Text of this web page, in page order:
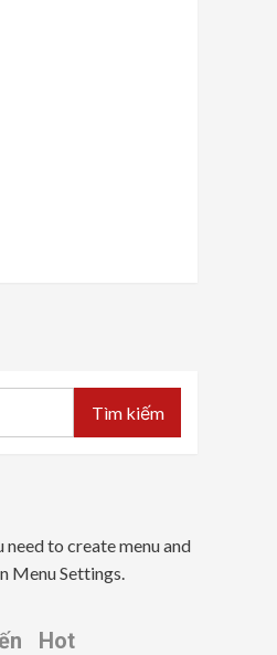
Tìm kiếm
need to create menu and
Menu Settings.
Hot